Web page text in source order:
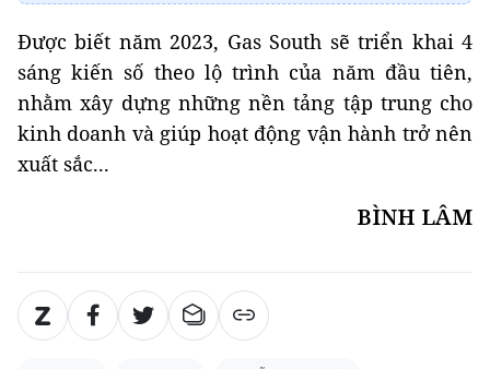
Được biết năm 2023, Gas South sẽ triển khai 4
sáng kiến số theo lộ trình của năm đầu tiên,
nhằm xây dựng những nền tảng tập trung cho
kinh doanh và giúp hoạt động vận hành trở nên
xuất sắc...
BÌNH LÂM